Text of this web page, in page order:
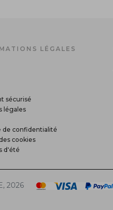
LÉGALES
sécurisé
légales
de confidentialité
cookies
d'été
2026